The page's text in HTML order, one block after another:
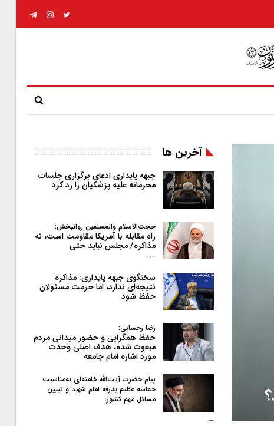
آخرین ها
جبهه پایداری ادعای برگزاری جلسات
محرمانه علیه پزشکیان را رد کرد
حجت‌الاسلام والمسلمین روانبخش:
راه مقابله با آمریکا مقاومت است، نه
مذاکره/ مجلس نباید حتی
…
سخنگوی جبهه پایداری: مذاکره
نتیجه‌ای ندارد، اما حرمت مسئولان
حفظ شود
رضا رخسایی:
حفظ همگرایی و حضور میدانی مردم
مبعوث شده، هدف اصلی وحدت
مورد اشاره امام جامعه
پیام حضرت آیت‌الله خامنه‌ای به‌مناسبت
حماسه عظیم بدرقه امام شهید و تبیین
مسائل مهم کشور؛
…